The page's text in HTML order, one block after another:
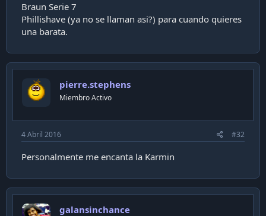
Braun Serie 7
Phillishave (ya no se llaman asi?) para cuando quieres
una barata.
pierre.stephens
Miembro Activo
4 Abril 2016 #32
Personalmente me encanta la Karmin
galansinchance